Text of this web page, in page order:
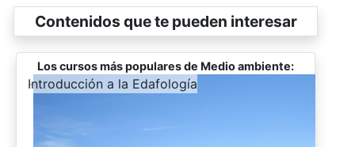
Contenidos que te pueden interesar
Los cursos más populares de Medio ambiente:
-
Introducción a la Edafología